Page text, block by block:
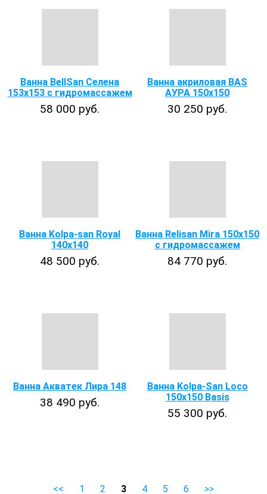
Ванна BellSan Селена
153x153 с гидромассажем
58 000 руб.
Ванна акриловая BAS
АУРА 150х150
30 250 руб.
Ванна Kolpa-san Royal
140х140
48 500 руб.
Ванна Relisan Mira 150x150
с гидромассажем
84 770 руб.
Ванна Акватек Лира 148
38 490 руб.
Ванна Kolpa-San Loco
150х150 Basis
55 300 руб.
<< 1 2 3 4 5 6 >>